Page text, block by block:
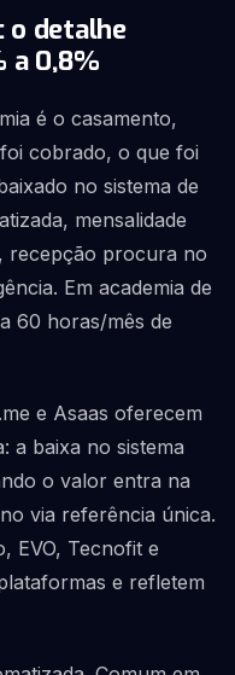
o detalhe
a 0,8%
é o casamento,
cobrado, o que foi
no sistema de
mensalidade
recepção procura no
Em academia de
60 horas/mês de
e Asaas oferecem
a baixa no sistema
o valor entra na
via referência única.
EVO, Tecnofit e
e refletem